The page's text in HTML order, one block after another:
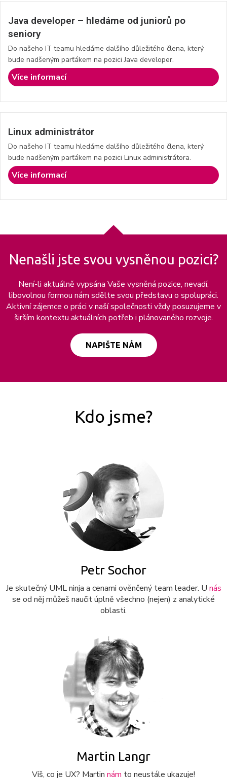
Java developer – hledáme od juniorů po
seniory
Do našeho IT teamu hledáme dalšího důležitého člena, který
bude nadšeným parťákem na pozici Java developer.
Více informací
Linux administrátor
Do našeho IT teamu hledáme dalšího důležitého člena, který
bude nadšeným parťákem na pozici Linux administrátora.
Více informací
Nenašli jste svou vysněnou pozici?
Není-li aktuálně vypsána Vaše vysněná pozice, nevadí,
libovolnou formou nám sdělte svou představu o spolupráci.
Aktivní zájemce o práci v naší společnosti vždy posuzujeme v
širším kontextu aktuálních potřeb i plánovaného rozvoje.
NAPIŠTE NÁM
Kdo jsme?
Petr Sochor
Je skutečný UML ninja a cenami ověnčený team leader. U nás
se od něj můžeš naučit úplně všechno (nejen) z analytické
oblasti.
Martin Langr
Víš, co je UX? Martin nám to neustále ukazuje!